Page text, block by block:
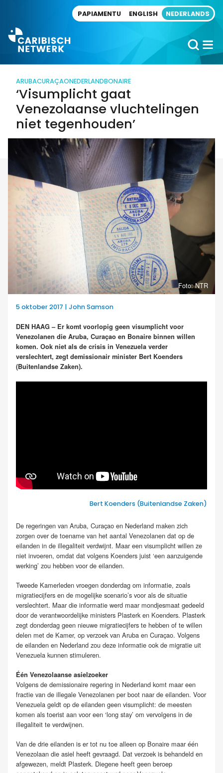
PAPIAMENTU ENGLISH NEDERLANDS
ARUBACURAÇAONEDERLANDBONAIRE
‘Visumplicht gaat
Venezolaanse vluchtelingen
niet tegenhouden’
Foto: NTR
5 oktober 2017 | John Samson
DEN HAAG – Er komt voorlopig geen visumplicht voor
Venezolanen die Aruba, Curaçao en Bonaire binnen willen
komen. Ook niet als de crisis in Venezuela verder
verslechtert, zegt demissionair minister Bert Koenders
(Buitenlandse Zaken).
Bert Koenders (Buitenlandse Zaken)
De regeringen van Aruba, Curaçao en Nederland maken zich
zorgen over de toename van het aantal Venezolanen dat op de
eilanden in de illegaliteit verdwijnt. Maar een visumplicht willen ze
niet invoeren, omdat dat volgens Koenders juist ‘een aanzuigende
werking’ zou hebben voor de eilanden.
Tweede Kamerleden vroegen donderdag om informatie, zoals
migratiecijfers en de mogelijke scenario’s voor als de situatie
verslechtert. Maar die informatie werd maar mondjesmaat gedeeld
door de verantwoordelijke ministers Plasterk en Koenders. Plasterk
zegt donderdag geen nieuwe migratiecijfers te hebben of te willen
delen met de Kamer, op verzoek van Aruba en Curaçao. Volgens
de eilanden en Nederland zou deze informatie ook de migratie uit
Venezuela kunnen stimuleren.
Één Venezolaanse asielzoeker
Volgens de demissionaire regering in Nederland komt maar een
fractie van de illegale Venezolanen per boot naar de eilanden. Voor
Venezuela geldt op de eilanden geen visumplicht: de meesten
komen als toerist aan voor een ‘long stay’ om vervolgens in de
illegaliteit te verdwijnen.
Van de drie eilanden is er tot nu toe alleen op Bonaire maar één
Venezolaan die asiel heeft gevraagd. Dat verzoek is behandeld en
afgewezen, meldt Plasterk. Diegene heeft geen beroep